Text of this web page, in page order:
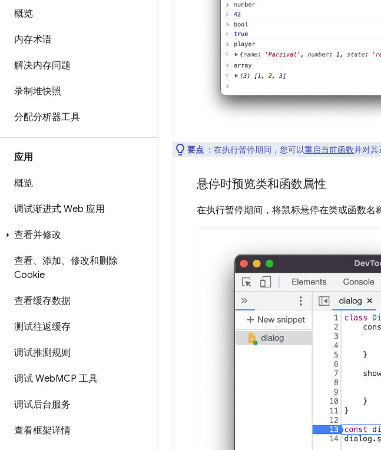
概览
内存术语
解决内存问题
录制堆快照
分配分析器工具
应用
概览
调试渐进式 Web 应用
查看并修改
查看、添加、修改和删除
Cookie
查看缓存数据
测试往返缓存
调试推测规则
调试 WebMCP 工具
调试后台服务
查看框架详情
要点 ：在执行暂停期间，您可以重启当前函数并对其
悬停时预览类和函数属性
在执行暂停期间，将鼠标悬停在类或函数名